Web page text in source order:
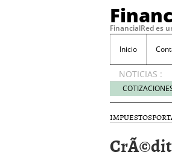
FinancialRed es
Inicio
NOTICIAS :
IMPUESTOS